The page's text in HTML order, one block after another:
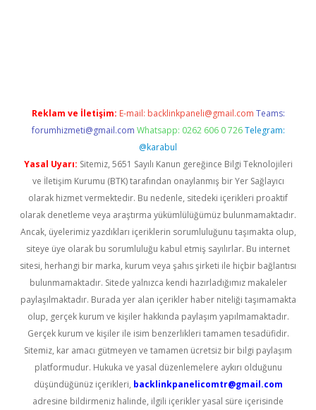
Reklam ve İletişim: E-mail: backlinkpaneli@gmail.com Teams:
forumhizmeti@gmail.com Whatsapp: 0262 606 0 726 Telegram:
@karabul
Yasal Uyarı: Sitemiz, 5651 Sayılı Kanun gereğince Bilgi Teknolojileri
ve İletişim Kurumu (BTK) tarafından onaylanmış bir Yer Sağlayıcı
olarak hizmet vermektedir. Bu nedenle, sitedeki içerikleri proaktif
olarak denetleme veya araştırma yükümlülüğümüz bulunmamaktadır.
Ancak, üyelerimiz yazdıkları içeriklerin sorumluluğunu taşımakta olup,
siteye üye olarak bu sorumluluğu kabul etmiş sayılırlar. Bu internet
sitesi, herhangi bir marka, kurum veya şahıs şirketi ile hiçbir bağlantısı
bulunmamaktadır. Sitede yalnızca kendi hazırladığımız makaleler
paylaşılmaktadır. Burada yer alan içerikler haber niteliği taşımamakta
olup, gerçek kurum ve kişiler hakkında paylaşım yapılmamaktadır.
Gerçek kurum ve kişiler ile isim benzerlikleri tamamen tesadüfidir.
Sitemiz, kar amacı gütmeyen ve tamamen ücretsiz bir bilgi paylaşım
platformudur. Hukuka ve yasal düzenlemelere aykırı olduğunu
düşündüğünüz içerikleri, backlinkpanelicomtr@gmail.com
adresine bildirmeniz halinde, ilgili içerikler yasal süre içerisinde